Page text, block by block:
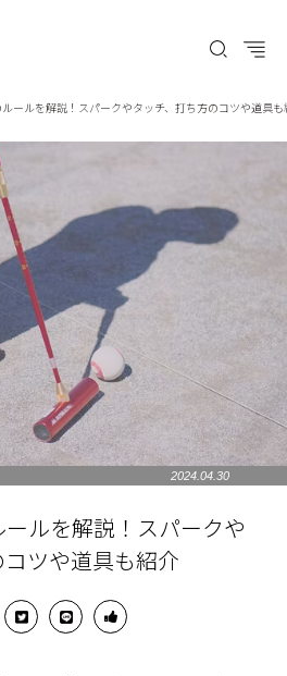
〜ールを解説！スパークやタッチ、打ち方のコツや道具も
2024.04.30
ルを解説！スパークや
ツや道具も紹介